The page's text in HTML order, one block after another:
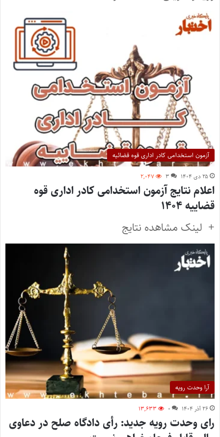
آزمون استخدامی کادر اداری قوه قضائیه
۲۵ دی ۱۴۰۴ ۳ ۲,۰۴۷
اعلام نتایج آزمون استخدامی کادر اداری قوه
قضاییه ۱۴۰۴
+ لینک مشاهده نتایج
آرا وحدت رویه
۲۶ آذر ۱۴۰۴ ۰ ۱۳,۶۳۳
رای وحدت رویه جدید: رأی دادگاه صلح در دعاوی